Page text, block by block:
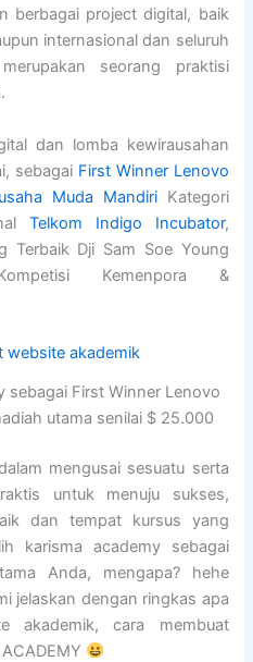
berbagai project digital, baik
internasional dan seluruh
seorang praktisi
dan lomba kewirausahan
sebagai First Winner Lenovo
Muda MandiriKategori
Telkom Indigo Incubator,
Terbaik Dji Sam Soe Young
Kemenpora &
sebagai First Winner Lenovo
utama senilai $ 25.000
mengusai sesuatu serta
untuk menuju sukses,
dan tempat kursus yang
karisma academy sebagai
Anda, mengapa? hehe
jelaskan dengan ringkas apa
akademik, cara membuat